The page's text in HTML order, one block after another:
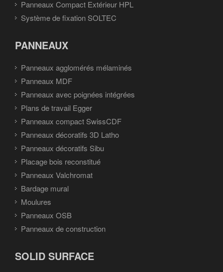
Panneaux Compact Extérieur HPL
Système de fixation SOLTEC
PANNEAUX
Panneaux agglomérés mélaminés
Panneaux MDF
Panneaux avec poignées intégrées
Plans de travail Egger
Panneaux compact SwissCDF
Panneaux décoratifs 3D Latho
Panneaux décoratifs Sibu
Placage bois reconstitué
Panneaux Valchromat
Bardage mural
Moulures
Panneaux OSB
Panneaux de construction
SOLID SURFACE